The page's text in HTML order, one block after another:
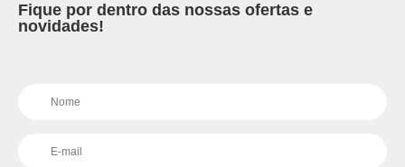
Fique por dentro das nossas ofertas e
novidades!